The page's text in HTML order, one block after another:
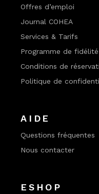
Offres d’emploi
Journal COHEA
Services & Tarifs
Programme de fidélité
Conditions de
Politique de
AIDE
Questions fréquentes
Nous contacter
ESHOP